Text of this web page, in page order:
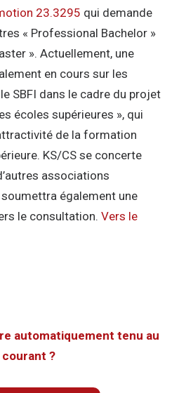
23.3295 qui demande
« Professional Bachelor »
». Actuellement, une
en cours sur les
SBFI dans le cadre du projet
écoles supérieures », qui
de la formation
KS/CS se concerte
associations
également une
le consultation. Vers le
automatiquement tenu au
courant ?